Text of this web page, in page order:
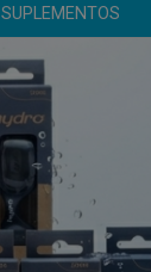
SUPLEMENTOS